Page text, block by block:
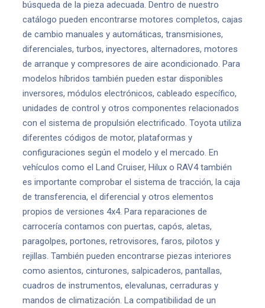
búsqueda de la pieza adecuada. Dentro de nuestro
catálogo pueden encontrarse motores completos, cajas
de cambio manuales y automáticas, transmisiones,
diferenciales, turbos, inyectores, alternadores, motores
de arranque y compresores de aire acondicionado. Para
modelos híbridos también pueden estar disponibles
inversores, módulos electrónicos, cableado específico,
unidades de control y otros componentes relacionados
con el sistema de propulsión electrificado. Toyota utiliza
diferentes códigos de motor, plataformas y
configuraciones según el modelo y el mercado. En
vehículos como el Land Cruiser, Hilux o RAV4 también
es importante comprobar el sistema de tracción, la caja
de transferencia, el diferencial y otros elementos
propios de versiones 4x4. Para reparaciones de
carrocería contamos con puertas, capós, aletas,
paragolpes, portones, retrovisores, faros, pilotos y
rejillas. También pueden encontrarse piezas interiores
como asientos, cinturones, salpicaderos, pantallas,
cuadros de instrumentos, elevalunas, cerraduras y
mandos de climatización. La compatibilidad de un